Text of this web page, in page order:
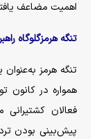
اهمیت مضاعف
تنگه هرمزگلوگاه
تنگه هرمز
همواره در کانون
فعالان
پیش‌بینی بودن